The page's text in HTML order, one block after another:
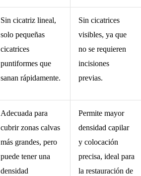
Sin cicatriz lineal,
solo pequeñas
cicatrices
puntiformes que
sanan rápidamente.
Sin cicatrices
visibles, ya que
no se requieren
incisiones
previas.
Adecuada para
cubrir zonas calvas
más grandes, pero
puede tener una
densidad
Permite mayor
densidad capilar
y colocación
precisa, ideal para
la restauración de